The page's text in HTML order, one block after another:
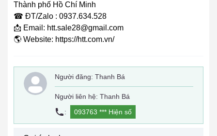
Thành phố Hồ Chí Minh
☎ ĐT/Zalo : 0937.634.528
📩 Email: htt.sale28@gmail.com
🌎 Website: https://htt.com.vn/
Người đăng: Thanh Bá
Người liên hệ: Thanh Bá
:
093763 *** Hiện số